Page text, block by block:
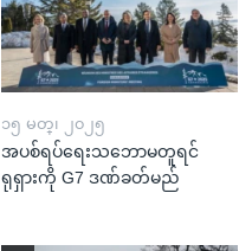
၁၅ မတ္၊ ၂၀၂၅
အပစ်ရပ်ရေးသဘောမတူရင်
ရုရှားကို G7 ဒဏ်ခတ်မည်